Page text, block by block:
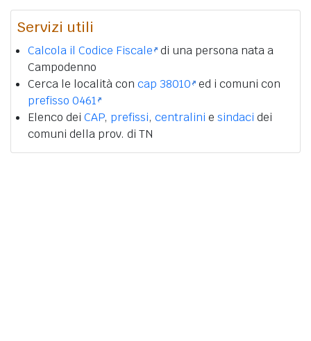
Servizi utili
Calcola il Codice Fiscale di una persona nata a
Campodenno
Cerca le località con cap 38010 ed i comuni con
prefisso 0461
Elenco dei CAP, prefissi, centralini e sindaci dei
comuni della prov. di TN